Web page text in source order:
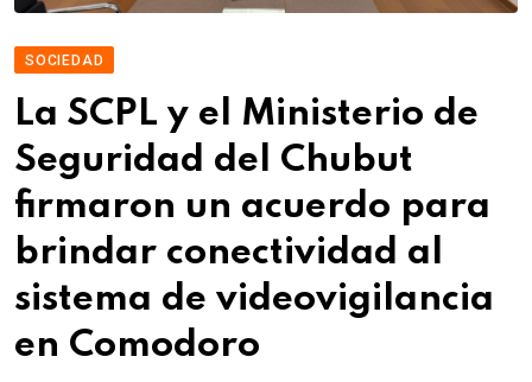
SOCIEDAD
La SCPL y el Ministerio de
Seguridad del Chubut
firmaron un acuerdo para
brindar conectividad al
sistema de videovigilancia
en Comodoro